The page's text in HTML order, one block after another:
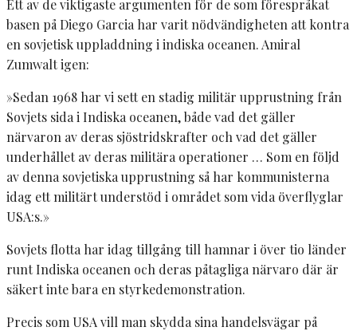
Ett av de viktigaste argumenten för de som förespråkat
basen på Diego Garcia har varit nödvändigheten att kontra
en sovjetisk uppladdning i indiska oceanen. Amiral
Zumwalt igen:
»Sedan 1968 har vi sett en stadig militär upprustning från
Sovjets sida i Indiska oceanen, både vad det gäller
närvaron av deras sjöstridskrafter och vad det gäller
underhållet av deras militära operationer … Som en följd
av denna sovjetiska upprustning så har kommunisterna
idag ett militärt understöd i området som vida överflyglar
USA:s.»
Sovjets flotta har idag tillgång till hamnar i över tio länder
runt Indiska oceanen och deras påtagliga närvaro där är
säkert inte bara en styrkedemonstration.
Precis som USA vill man skydda sina handelsvägar på